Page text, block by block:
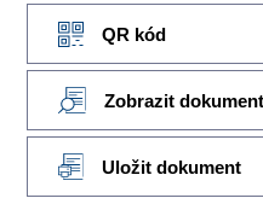
QR kód
Zobrazit dokument
Uložit dokument